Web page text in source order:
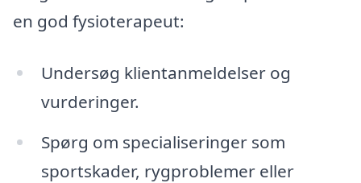
en god fysioterapeut:
Undersøg klientanmeldelser og
vurderinger.
Spørg om specialiseringer som
sportskader, rygproblemer eller